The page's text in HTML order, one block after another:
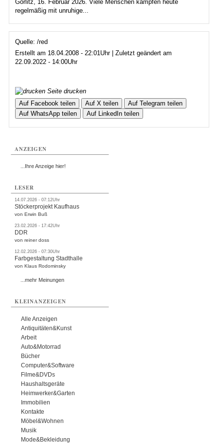
Görlitz, 16. Februar 2026. Viele Menschen kämpfen heute
regelmäßig mit unruhige...
Quelle: /red
Erstellt am 18.04.2008 - 22:01Uhr | Zuletzt geändert am
22.09.2022 - 14:00Uhr
Seite drucken
Auf Facebook teilen
Auf X teilen
Auf Telegram teilen
Auf WhatsApp teilen
Auf LinkedIn teilen
ANZEIGEN
...Ihre Anzeige hier!
LESER
14.07.2026 - 07:12Uhr
Stöckerprojekt Kaufhaus
von Erwin Buß
23.02.2026 - 17:42Uhr
DDR
von reiner doss
12.02.2026 - 07:30Uhr
Farbgestaltung Stadthalle
von Klaus Rodominsky
...mehr Meinungen
KLEINANZEIGEN
Alle Anzeigen
Antiquitäten&Kunst
Arbeit
Auto&Motorrad
Bücher
Computer&Software
Filme&DVDs
Haushaltsgeräte
Heimwerker&Garten
Immobilien
Kontakte
Möbel&Wohnen
Musik
Mode&Bekleidung